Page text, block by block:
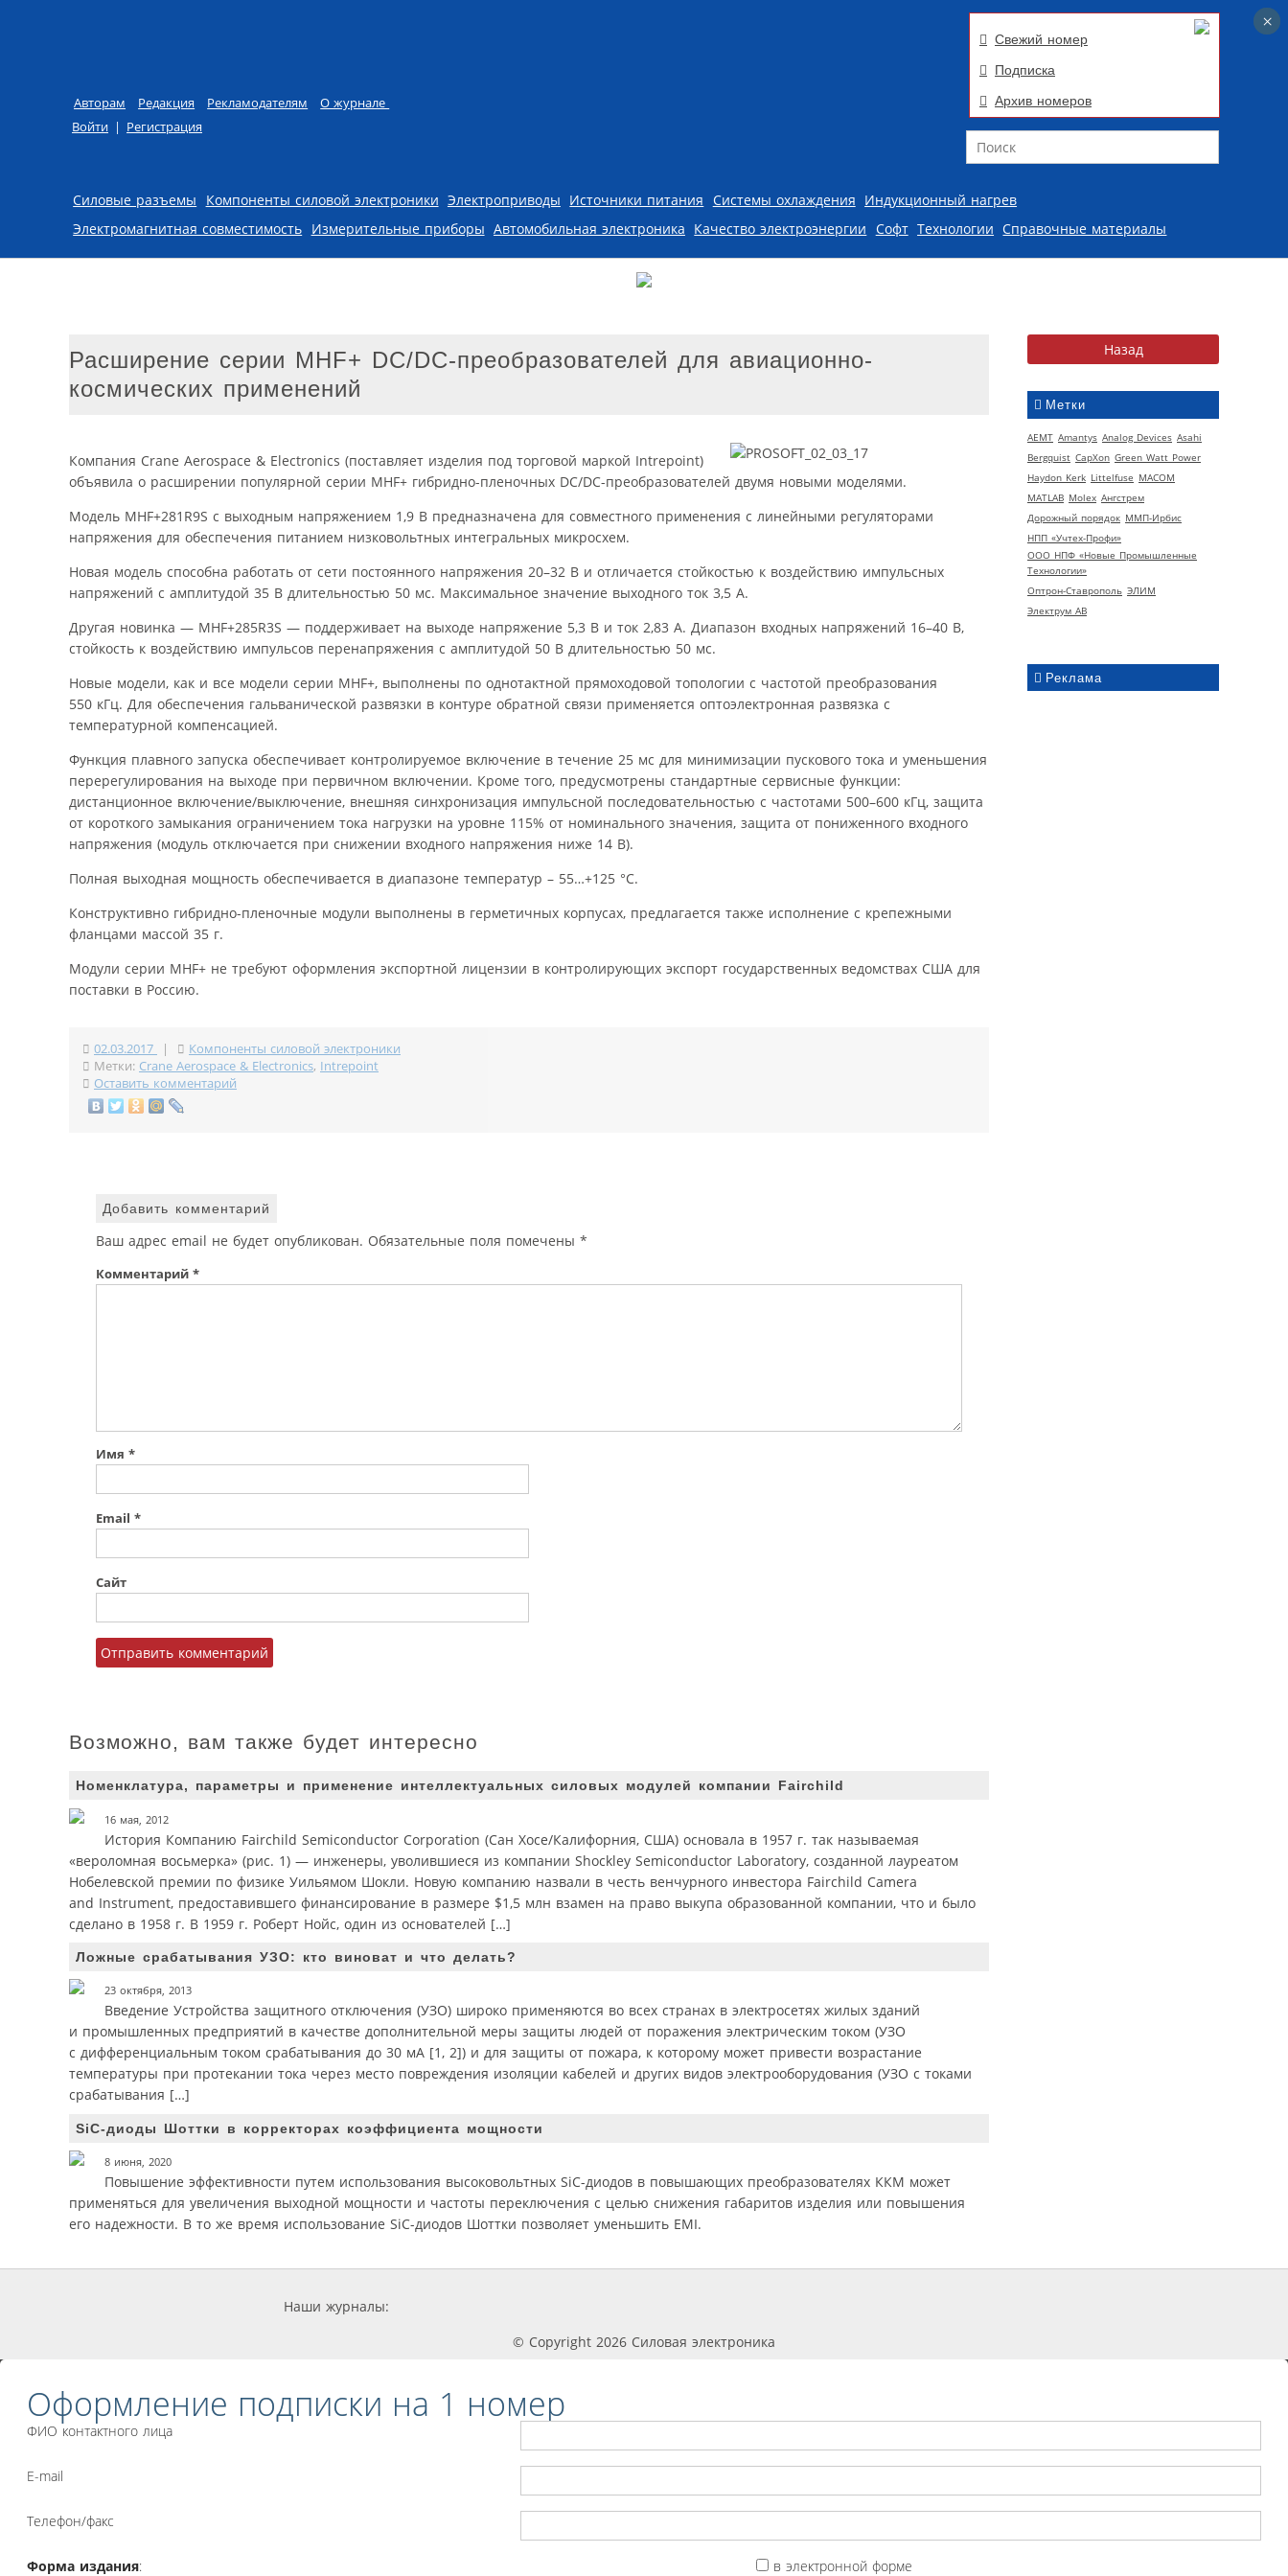
Авторам Редакция Рекламодателям
О журнале
Войти | Регистрация
Свежий номер
Подписка
Архив номеров
Поиск
Skip to content
Силовые разъемы Компоненты силовой электроники Электроприводы Источники питания Системы охлаждения Индукционный нагрев
Электромагнитная совместимость Измерительные приборы Автомобильная электроника Качество электроэнергии Софт Технологии Справочные материалы
Метки
AEMT Amantys Analog Devices Asahi
Bergquist CapXon Green Watt Power
Haydon Kerk Littelfuse MACOM
MATLAB Molex Ангстрем
Дорожный порядок ММП-Ирбис
НПП «Учтех-Профи»
ООО НПФ «Новые Промышленные
Технологии»
Оптрон-Ставрополь ЭЛИМ
Электрум АВ
Реклама
Расширение серии MHF+ DC/DC-преобразователей для авиационно-
космических применений
Компания Crane Aerospace & Electronics (поставляет изделия под торговой маркой Intrepoint)
объявила о расширении популярной серии MHF+ гибридно-пленочных DC/DC-преобразователей двумя новыми моделями.
Модель MHF+281R9S с выходным напряжением 1,9 В предназначена для совместного применения с линейными регуляторами
напряжения для обеспечения питанием низковольтных интегральных микросхем.
Новая модель способна работать от сети постоянного напряжения 20–32 В и отличается стойкостью к воздействию импульсных
напряжений с амплитудой 35 В длительностью 50 мс. Максимальное значение выходного ток 3,5 A.
Другая новинка — MHF+285R3S — поддерживает на выходе напряжение 5,3 В и ток 2,83 A. Диапазон входных напряжений 16–40 В,
стойкость к воздействию импульсов перенапряжения с амплитудой 50 В длительностью 50 мс.
Новые модели, как и все модели серии MHF+, выполнены по однотактной прямоходовой топологии с частотой преобразования
550 кГц. Для обеспечения гальванической развязки в контуре обратной связи применяется оптоэлектронная развязка с
температурной компенсацией.
Функция плавного запуска обеспечивает контролируемое включение в течение 25 мс для минимизации пускового тока и уменьшения
перерегулирования на выходе при первичном включении. Кроме того, предусмотрены стандартные сервисные функции:
дистанционное включение/выключение, внешняя синхронизация импульсной последовательностью с частотами 500–600 кГц, защита
от короткого замыкания ограничением тока нагрузки на уровне 115% от номинального значения, защита от пониженного входного
напряжения (модуль отключается при снижении входного напряжения ниже 14 В).
Полная выходная мощность обеспечивается в диапазоне температур – 55…+125 °C.
Конструктивно гибридно-пленочные модули выполнены в герметичных корпусах, предлагается также исполнение с крепежными
фланцами массой 35 г.
Модули серии MHF+ не требуют оформления экспортной лицензии в контролирующих экспорт государственных ведомствах США для
поставки в Россию.
02.03.2017 |
Компоненты силовой электроники
Метки: Crane Aerospace & Electronics, Intrepoint
Оставить комментарий
Добавить комментарий
Ваш адрес email не будет опубликован. Обязательные поля помечены *
Комментарий *
Имя *
Email *
Сайт
Возможно, вам также будет интересно
Номенклатура, параметры и применение интеллектуальных силовых модулей компании Fairchild
16 мая, 2012
История Компанию Fairchild Semiconductor Corporation (Сан Хосе/Калифорния, США) основала в 1957 г. так называемая
«вероломная восьмерка» (рис. 1) — инженеры, уволившиеся из компании Shockley Semiconductor Laboratory, созданной лауреатом
Нобелевской премии по физике Уильямом Шокли. Новую компанию назвали в честь венчурного инвестора Fairchild Camera
and Instrument, предоставившего финансирование в размере $1,5 млн взамен на право выкупа образованной компании, что и было
сделано в 1958 г. В 1959 г. Роберт Нойс, один из основателей […]
Ложные срабатывания УЗО: кто виноват и что делать?
23 октября, 2013
Введение Устройства защитного отключения (УЗО) широко применяются во всех странах в электросетях жилых зданий
и промышленных предприятий в качестве дополнительной меры защиты людей от поражения электрическим током (УЗО
с дифференциальным током срабатывания до 30 мА [1, 2]) и для защиты от пожара, к которому может привести возрастание
температуры при протекании тока через место повреждения изоляции кабелей и других видов электрооборудования (УЗО с токами
срабатывания […]
SiC-диоды Шоттки в корректорах коэффициента мощности
8 июня, 2020
Повышение эффективности путем использования высоковольтных SiC-диодов в повышающих преобразователях ККМ может
применяться для увеличения выходной мощности и частоты переключения с целью снижения габаритов изделия или повышения
его надежности. В то же время использование SiC-диодов Шоттки позволяет уменьшить EMI.
Наши журналы:
© Copyright 2026 Силовая электроника
Оформление подписки на 1 номер
ФИО контактного лица
E-mail
Телефон/факс
Форма издания:
в электронной форме
×
×